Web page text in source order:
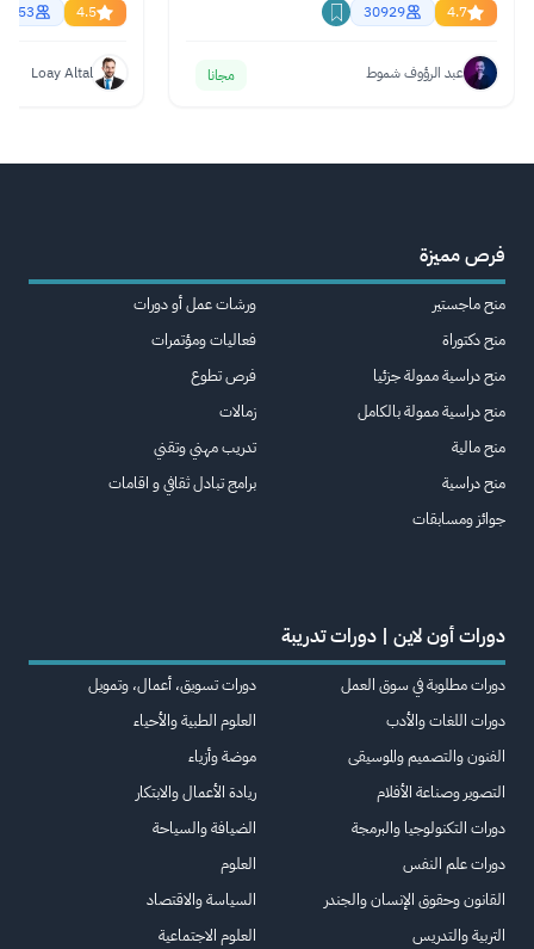
4.7
30929
عبد الرؤوف شموط مجانا
4.5
Loay Altal
فرص مميزة
منح ماجستير
منح دكتوراة
منح دراسية ممولة جزئيا
منح دراسية ممولة بالكامل
منح مالية
منح دراسية
جوائز ومسابقات
ورشات عمل أو دورات
فعاليات ومؤتمرات
فرص تطوع
زمالات
تدريب مهني وتقني
برامج تبادل ثقافي و اقامات
دورات أون لاين | دورات تدريبة
دورات مطلوبة في سوق العمل
دورات اللغات والأدب
الفنون والتصميم والموسيقى
التصوير وصناعة الأفلام
دورات التكنولوجيا والبرمجة
دورات علم النفس
القانون وحقوق الإنسان والجندر
التربية والتدريس
دورات تسويق، أعمال، وتمويل
العلوم الطبية والأحياء
موضة وأزياء
ريادة الأعمال والابتكار
الضيافة والسياحة
العلوم
السياسة والاقتصاد
العلوم الاجتماعية